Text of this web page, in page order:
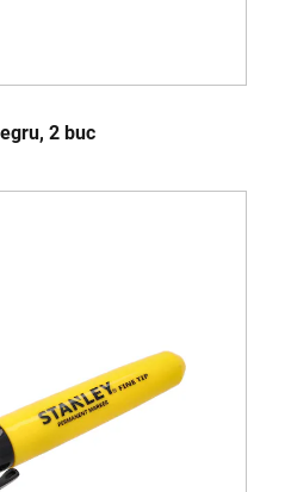
2 buc